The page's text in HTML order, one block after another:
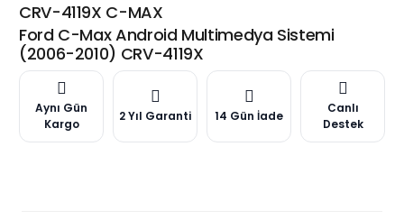
CRV-4119X C-MAX
Ford C-Max Android Multimedya Sistemi
(2006-2010) CRV-4119X
Aynı Gün
Kargo
2 Yıl Garanti 14 Gün İade
Canlı
Destek